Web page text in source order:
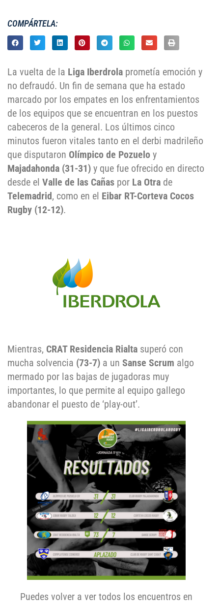
COMPÁRTELA:
La vuelta de la Liga Iberdrola prometía emoción y
no defraudó. Un fin de semana que ha estado
marcado por los empates en los enfrentamientos
de los equipos que se encuentran en los puestos
cabeceros de la general. Los últimos cinco
minutos fueron vitales tanto en el derbi madrileño
que disputaron Olímpico de Pozuelo y
Majadahonda (31-31) y que fue ofrecido en directo
desde el Valle de las Cañas por La Otra de
Telemadrid, como en el Eibar RT-Corteva Cocos
Rugby (12-12).
Mientras, CRAT Residencia Rialta superó con
mucha solvencia (73-7) a un Sanse Scrum algo
mermado por las bajas de jugadoras muy
importantes, lo que permite al equipo gallego
abandonar el puesto de ‘play-out’.
Puedes volver a ver todos los encuentros en